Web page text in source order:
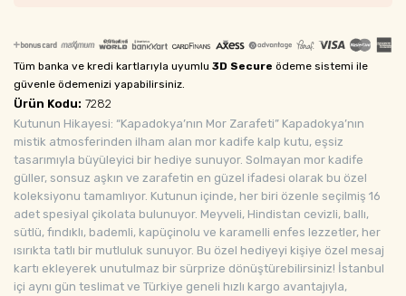
Tüm banka ve kredi kartlarıyla uyumlu 3D Secure ödeme sistemi ile
güvenle ödemenizi yapabilirsiniz.
Ürün Kodu: 7282
Kutunun Hikayesi: “Kapadokya’nın Mor Zarafeti” Kapadokya’nın
mistik atmosferinden ilham alan mor kadife kalp kutu, eşsiz
tasarımıyla büyüleyici bir hediye sunuyor. Solmayan mor kadife
güller, sonsuz aşkın ve zarafetin en güzel ifadesi olarak bu özel
koleksiyonu tamamlıyor. Kutunun içinde, her biri özenle seçilmiş 16
adet spesiyal çikolata bulunuyor. Meyveli, Hindistan cevizli, ballı,
sütlü, fındıklı, bademli, kapüçinolu ve karamelli enfes lezzetler, her
ısırıkta tatlı bir mutluluk sunuyor. Bu özel hediyeyi kişiye özel mesaj
kartı ekleyerek unutulmaz bir sürprize dönüştürebilirsiniz! İstanbul
içi aynı gün teslimat ve Türkiye geneli hızlı kargo avantajıyla,